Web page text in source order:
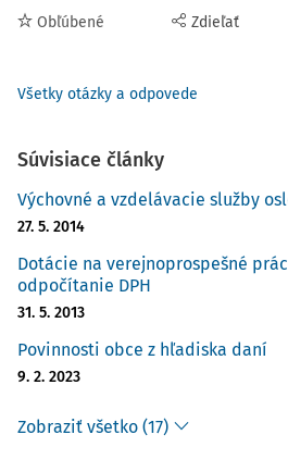
Obľúbené Zdieľať
Všetky otázky a odpovede
Súvisiace články
Výchovné a vzdelávacie služby
27. 5. 2014
Dotácie na verejnoprospešné
odpočítanie DPH
31. 5. 2013
Povinnosti obce z hľadiska daní
9. 2. 2023
Zobraziť všetko (17)